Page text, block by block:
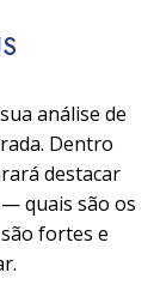
análise de
Dentro
destacar
quais são os
fortes e